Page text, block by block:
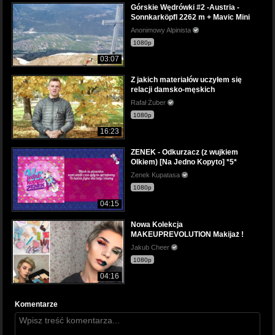
03:07
Górskie Wędrówki #2 -Austria -
Sonnkarköpfl 2262 m + Mavic Mini
Anonimowy Alpinista
1080p
16:23
Z jakich materiałów uczyłem się
relacji damsko-męskich
Rafał Żuber
1080p
04:15
ZENEK - Odkurzacz (z wujkiem
Olkiem) [Na Jedno Kopyto] *5*
Zenek Kupatasa
1080p
04:16
Nowa Kolekcja
MAKEUPREVOLUTION Makijaż !
Jakub Cheer
1080p
Komentarze